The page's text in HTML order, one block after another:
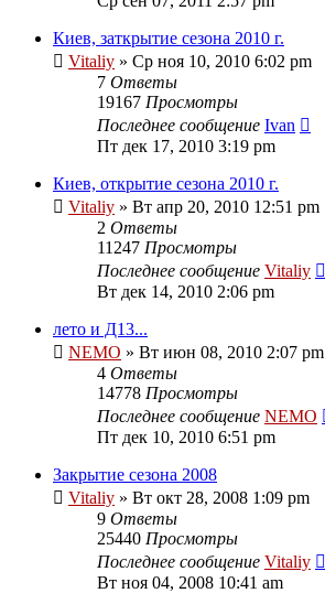
Киев, заткрытие сезона 2010 г.
Vitaliy » Ср ноя 10, 2010 6:02 pm
7 Ответы
19167 Просмотры
Последнее сообщение Ivan
Пт дек 17, 2010 3:19 pm
Киев, открытие сезона 2010 г.
Vitaliy » Вт апр 20, 2010 12:51 pm
2 Ответы
11247 Просмотры
Последнее сообщение Vitaliy
Вт дек 14, 2010 2:06 pm
лето и Д13...
NEMO » Вт июн 08, 2010 2:07 pm
4 Ответы
14778 Просмотры
Последнее сообщение NEMO
Пт дек 10, 2010 6:51 pm
Закрытие сезона 2008
Vitaliy » Вт окт 28, 2008 1:09 pm
9 Ответы
25440 Просмотры
Последнее сообщение Vitaliy
Вт ноя 04, 2008 10:41 am